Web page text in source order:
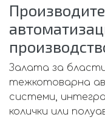
Залата за
тежкотоварна
системи,
колички или